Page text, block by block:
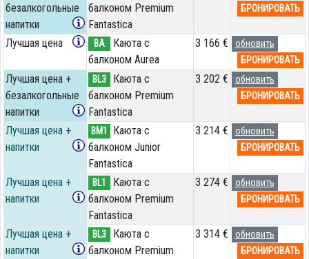
безалкогольные
напитки
балконом Premium
Fantastica
БРОНИРОВАТЬ
Лучшая цена BA
Каюта с
балконом Aurea
3 166 €
обновить
БРОНИРОВАТЬ
Лучшая цена +
безалкогольные
напитки
BL3
Каюта с
балконом Premium
Fantastica
3 202 €
обновить
БРОНИРОВАТЬ
Лучшая цена +
напитки
BM1
Каюта с
балконом Junior
Fantastica
3 214 €
обновить
БРОНИРОВАТЬ
Лучшая цена +
напитки
BL1
Каюта с
балконом Premium
Fantastica
3 274 €
обновить
БРОНИРОВАТЬ
Лучшая цена +
напитки
BL3
Каюта с
балконом Premium
3 314 €
обновить
БРОНИРОВАТЬ